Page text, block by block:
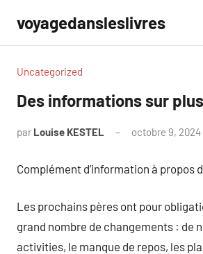
contenu
voyagedansleslivres
Uncategorized
Des informations sur
par Louise KESTEL octobre 9, 2024
Complément d’information à propos
Les prochains pères ont pour
grand nombre de changements : de
activities, le manque de repos, les